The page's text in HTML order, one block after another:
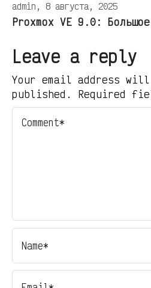
admin, 8 августа, 2025
Proxmox VE 9.0:
Leave a reply
Your email address
published. Required